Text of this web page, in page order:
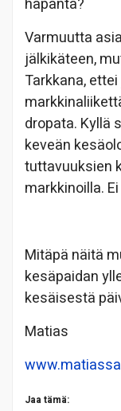
hapanta?
Varmuutta
jälkikäteen,
Tarkkana,
dropata. Kyllä
keveän
tuttavuuksien
markkinoilla.
Mitäpä näitä
kesäpaidan
kesäisestä
Matias
Jaa tämä: